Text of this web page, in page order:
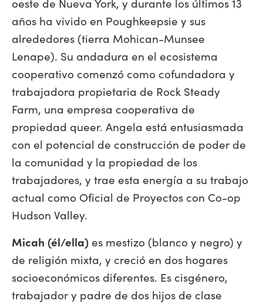
años ha vivido en Poughkeepsie y sus
alrededores (tierra Mohican-Munsee
Lenape). Su andadura en el ecosistema
cooperativo comenzó como cofundadora y
trabajadora propietaria de Rock Steady
Farm, una empresa cooperativa de
propiedad queer. Angela está entusiasmada
con el potencial de construcción de poder de
la comunidad y la propiedad de los
trabajadores, y trae esta energía a su trabajo
actual como Oficial de Proyectos con Co-op
Hudson Valley.
Micah (él/ella) es mestizo (blanco y negro) y
de religión mixta, y creció en dos hogares
socioeconómicos diferentes. Es cisgénero,
trabajador y padre de dos hijos de clase